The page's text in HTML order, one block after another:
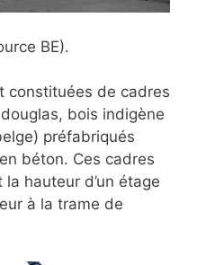
BE).
constituées de cadres
bois indigène
préfabriqués
béton. Ces cadres
hauteur d’un étage
à la trame de